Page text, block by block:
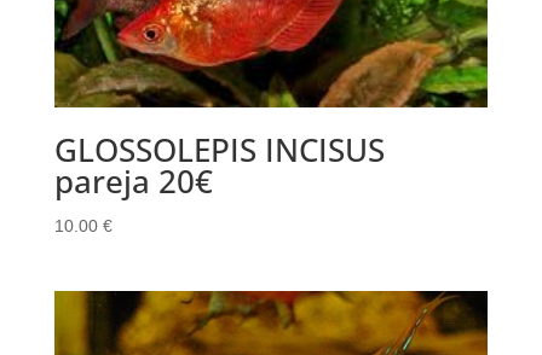
GLOSSOLEPIS INCISUS
pareja 20€
10.00 €